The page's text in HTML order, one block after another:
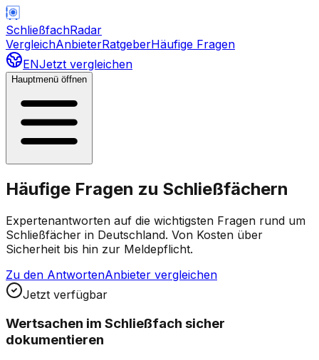
SchließfachRadar
VergleichAnbieterRatgeberHäufige Fragen
ENJetzt vergleichen
Hauptmenü öffnen
Häufige Fragen zu Schließfächern
Expertenantworten auf die wichtigsten Fragen rund um
Schließfächer in Deutschland. Von Kosten über
Sicherheit bis hin zur Meldepflicht.
Zu den AntwortenAnbieter vergleichen
Jetzt verfügbar
Wertsachen im Schließfach sicher
dokumentieren